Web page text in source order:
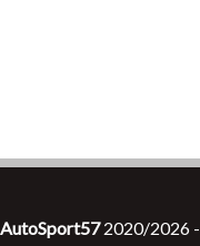
AutoSport572020/2026 -